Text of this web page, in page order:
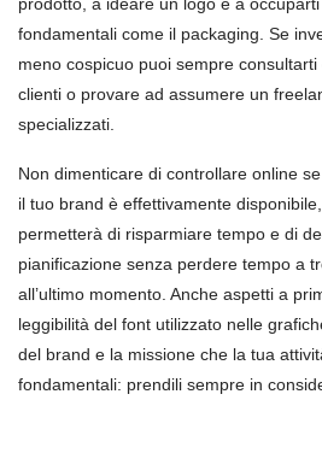
fondamentali come il packaging. Se
meno cospicuo puoi sempre
clienti o provare ad assumere un
specializzati.
Non dimenticare di controllare online
il tuo brand è effettivamente
permetterà di risparmiare tempo e di
pianificazione senza perdere tempo a
all’ultimo momento. Anche aspetti a
leggibilità del font utilizzato nelle
del brand e la missione che la tua
fondamentali: prendili sempre in